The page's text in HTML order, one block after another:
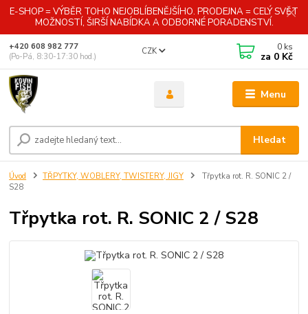
E-SHOP = VÝBĚR TOHO NEJOBLÍBENĚJŠÍHO. PRODEJNA = CELÝ SVĚT
MOŽNOSTÍ, ŠIRŠÍ NABÍDKA A ODBORNÉ PORADENSTVÍ.
Menu
CZK
Hledat
+420 608 982 777
(Po-Pá, 8:30-17:30 hod.)
0 ks
za 0 Kč
Úvod TŘPYTKY, WOBLERY, TWISTERY, JIGY
Třpytka rot. R. SONIC 2 /
S28
Třpytka rot. R. SONIC 2 / S28